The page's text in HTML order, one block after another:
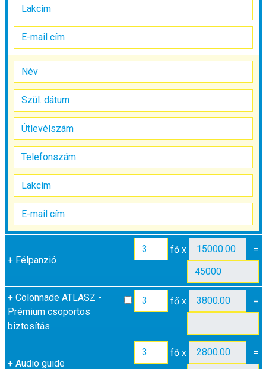
+Félpanzió
fő x =
+Colonnade ATLASZ -
Prémium csoportos
biztosítás
fő x =
+Audio guide
fő x =